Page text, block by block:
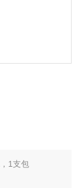
1支包